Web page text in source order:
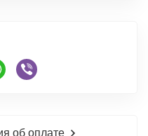
об оплате